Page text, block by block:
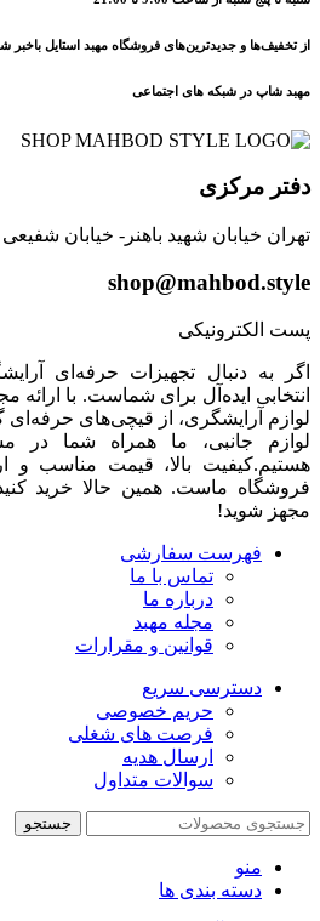
از تخفیف‌ها و جدیدترین‌های فروشگاه مهبد استایل باخبر
مهبد شاپ در شبکه های اجتماعی
دفتر مرکزی
تهران خیابان شهید باهنر- خیابان شفیعی -
shop@mahbod.style
پست الکترونیکی
اگر به دنبال تجهیزات حرفه‌ای
انتخابی ایده‌آل برای شماست. با ارائه
لوازم آرایشگری، از قیچی‌های حرفه‌ای
لوازم جانبی، ما همراه شما در
هستیم.کیفیت بالا، قیمت مناسب و
فروشگاه ماست. همین حالا خرید
مجهز شوید!
فهرست سفارشی
تماس با ما
درباره ما
مجله مهبد
قوانین و مقرارات
دسترسی سریع
حریم خصوصی
فرصت های شغلی
ارسال هدیه
سوالات متداول
جستجو
منو
دسته بندی ها